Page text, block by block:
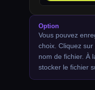
Option
Vous pouvez
choix. Cliquez
nom de fichier. À
stocker le fichier